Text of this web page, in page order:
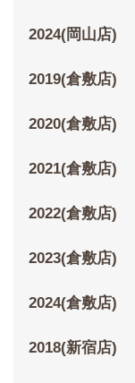
2024(岡山店)
2019(倉敷店)
2020(倉敷店)
2021(倉敷店)
2022(倉敷店)
2023(倉敷店)
2024(倉敷店)
2018(新宿店)